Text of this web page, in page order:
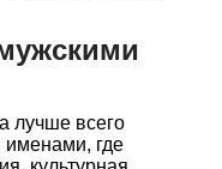
лучше всего
именами, где